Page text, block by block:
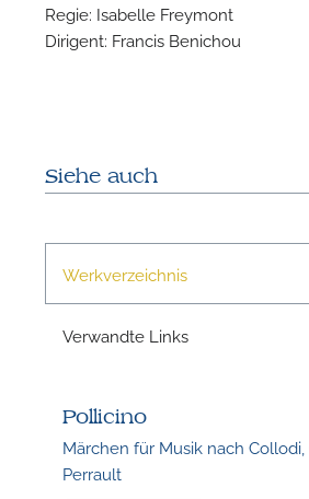
Regie: Isabelle Freymont
Dirigent: Francis Benichou
Siehe auch
Werkverzeichnis
Verwandte Links
Pollicino
Märchen für Musik nach
Perrault